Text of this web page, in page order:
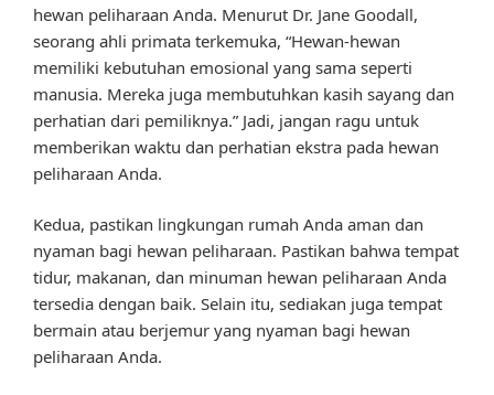
hewan peliharaan Anda. Menurut Dr. Jane Goodall,
seorang ahli primata terkemuka, “Hewan-hewan
memiliki kebutuhan emosional yang sama seperti
manusia. Mereka juga membutuhkan kasih sayang dan
perhatian dari pemiliknya.” Jadi, jangan ragu untuk
memberikan waktu dan perhatian ekstra pada hewan
peliharaan Anda.
Kedua, pastikan lingkungan rumah Anda aman dan
nyaman bagi hewan peliharaan. Pastikan bahwa tempat
tidur, makanan, dan minuman hewan peliharaan Anda
tersedia dengan baik. Selain itu, sediakan juga tempat
bermain atau berjemur yang nyaman bagi hewan
peliharaan Anda.